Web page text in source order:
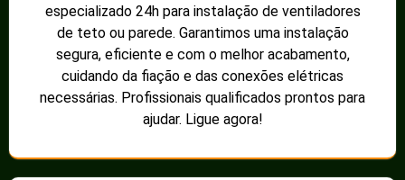
especializado 24h para instalação de ventiladores
de teto ou parede. Garantimos uma instalação
segura, eficiente e com o melhor acabamento,
cuidando da fiação e das conexões elétricas
necessárias. Profissionais qualificados prontos para
ajudar. Ligue agora!